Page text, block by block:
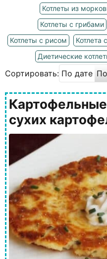
Котлеты из
Котлеты с грибами
Котлеты с рисом
Котлета
Диетические
Сортировать: По дате
сухих